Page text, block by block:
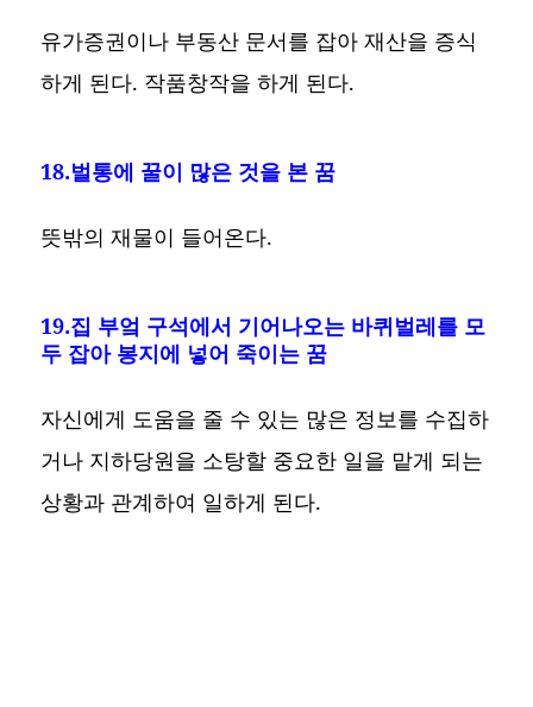
유가증권이나 부동산 문서를 잡아 재산을 증식
하게 된다. 작품창작을 하게 된다.
18.벌통에 꿀이 많은 것을 본 꿈
뜻밖의 재물이 들어온다.
19.집 부엌 구석에서 기어나오는 바퀴벌레를 모
두 잡아 봉지에 넣어 죽이는 꿈
자신에게 도움을 줄 수 있는 많은 정보를 수집하
거나 지하당원을 소탕할 중요한 일을 맡게 되는
상황과 관계하여 일하게 된다.